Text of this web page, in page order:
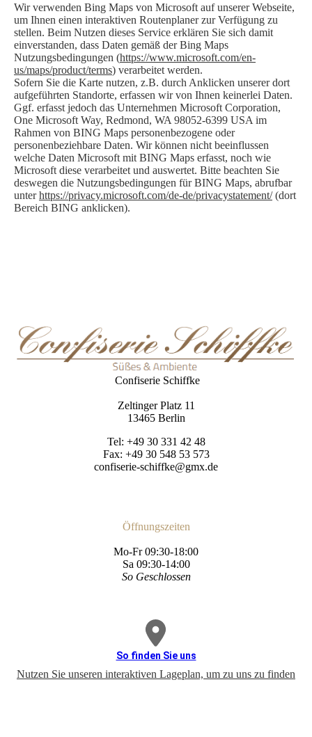
Wir verwenden Bing Maps von Microsoft auf unserer Webseite,
um Ihnen einen interaktiven Routenplaner zur Verfügung zu
stellen. Beim Nutzen dieses Service erklären Sie sich damit
einverstanden, dass Daten gemäß der Bing Maps
Nutzungsbedingungen (https://www.microsoft.com/en-
us/maps/product/terms) verarbeitet werden.
Sofern Sie die Karte nutzen, z.B. durch Anklicken unserer dort
aufgeführten Standorte, erfassen wir von Ihnen keinerlei Daten.
Ggf. erfasst jedoch das Unternehmen Microsoft Corporation,
One Microsoft Way, Redmond, WA 98052-6399 USA im
Rahmen von BING Maps personenbezogene oder
personenbeziehbare Daten. Wir können nicht beeinflussen
welche Daten Microsoft mit BING Maps erfasst, noch wie
Microsoft diese verarbeitet und auswertet. Bitte beachten Sie
deswegen die Nutzungsbedingungen für BING Maps, abrufbar
unterhttps://privacy.microsoft.com/de-de/privacystatement/(dort
Bereich BING anklicken).
Confiserie Schiffke
Zeltinger Platz 11
13465 Berlin
Tel: +49 30 331 42 48
Fax: +49 30 548 53 573
confiserie-schiffke@gmx.de
Öffnungszeiten
Mo-Fr 09:30-18:00
Sa 09:30-14:00
So Geschlossen
So finden Sie uns
Nutzen Sie unseren interaktiven La­ge­plan, um zu uns zu finden